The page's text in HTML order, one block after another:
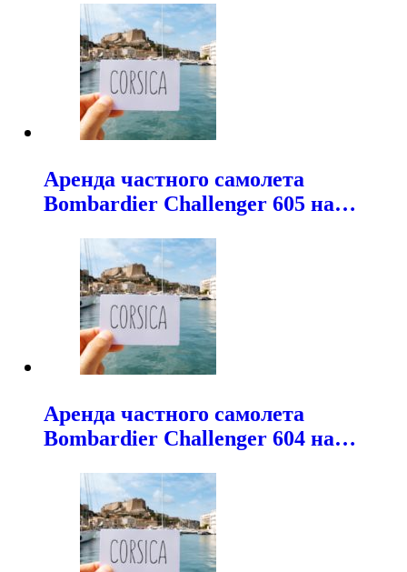
Аренда частного самолета
Bombardier Challenger 605 на…
Аренда частного самолета
Bombardier Challenger 604 на…